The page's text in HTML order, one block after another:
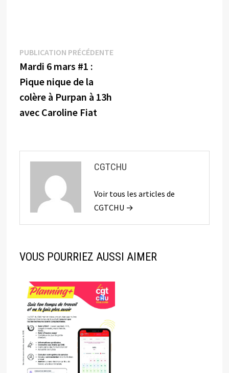
Navigation
de
l’article
PUBLICATION PRÉCÉDENTEPublication
Mardi 6 mars #1 :
Pique nique de la
colère à Purpan à 13h
avec Caroline Fiat
CGTCHU
Voir tous les articles de
CGTCHU →
VOUS POURRIEZ AUSSI AIMER